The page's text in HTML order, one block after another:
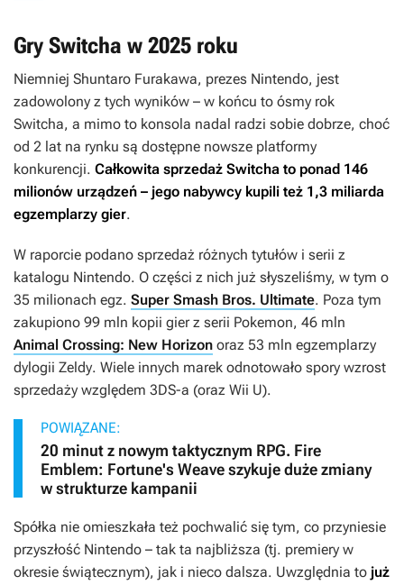
Gry Switcha w 2025 roku
Niemniej Shuntaro Furakawa, prezes Nintendo, jest
zadowolony z tych wyników – w końcu to ósmy rok
Switcha, a mimo to konsola nadal radzi sobie dobrze, choć
od 2 lat na rynku są dostępne nowsze platformy
konkurencji. Całkowita sprzedaż Switcha to ponad 146
milionów urządzeń – jego nabywcy kupili też 1,3 miliarda
egzemplarzy gier.
W raporcie podano sprzedaż różnych tytułów i serii z
katalogu Nintendo. O części z nich już słyszeliśmy, w tym o
35 milionach egz. Super Smash Bros. Ultimate. Poza tym
zakupiono 99 mln kopii gier z serii Pokemon, 46 mln
Animal Crossing: New Horizon oraz 53 mln egzemplarzy
dylogii Zeldy. Wiele innych marek odnotowało spory wzrost
sprzedaży względem 3DS-a (oraz Wii U).
POWIĄZANE:
20 minut z nowym taktycznym RPG. Fire
Emblem: Fortune's Weave szykuje duże zmiany
w strukturze kampanii
Spółka nie omieszkała też pochwalić się tym, co przyniesie
przyszłość Nintendo – tak ta najbliższa (tj. premiery w
okresie świątecznym), jak i nieco dalsza. Uwzględnia to już